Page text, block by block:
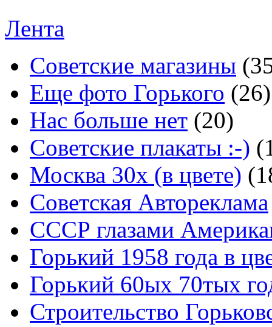
Лента
Советские магазины
Еще фото Горького (26)
Нас больше нет (20)
Советские плакаты :-)
Москва 30x (в цвете)
Советская Автореклама
СССР глазами
Горький 1958 года в
Горький 60ых 70тых
Строительство